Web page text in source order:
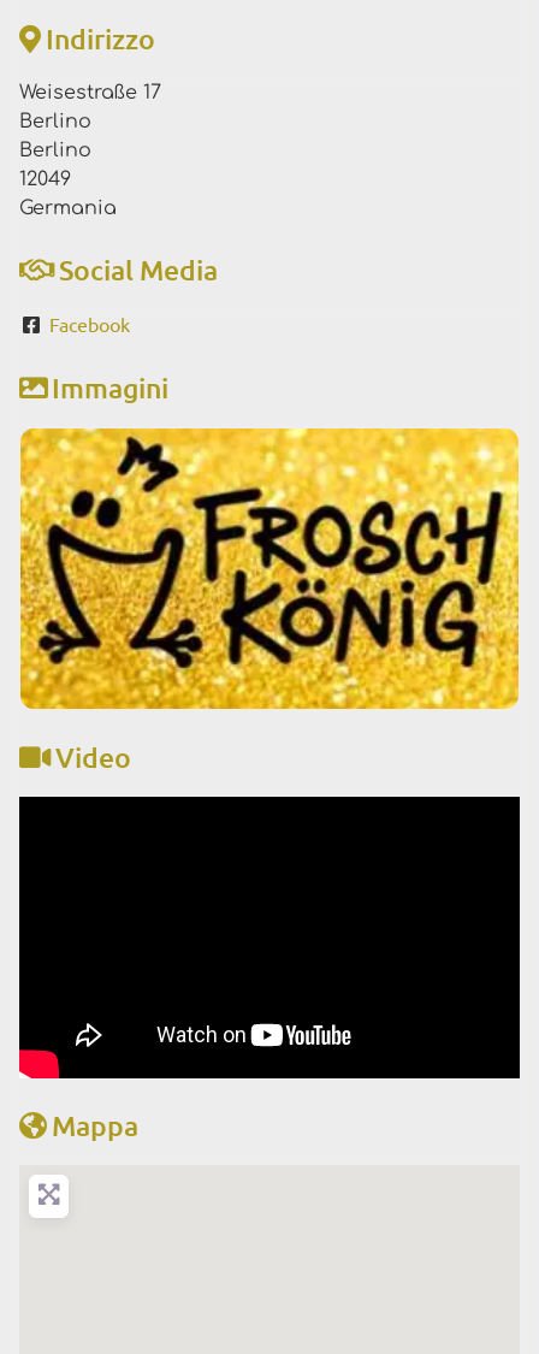
Indirizzo
Weisestraße 17
Berlino
Berlino
12049
Germania
Social Media
Facebook
Immagini
Video
Mappa